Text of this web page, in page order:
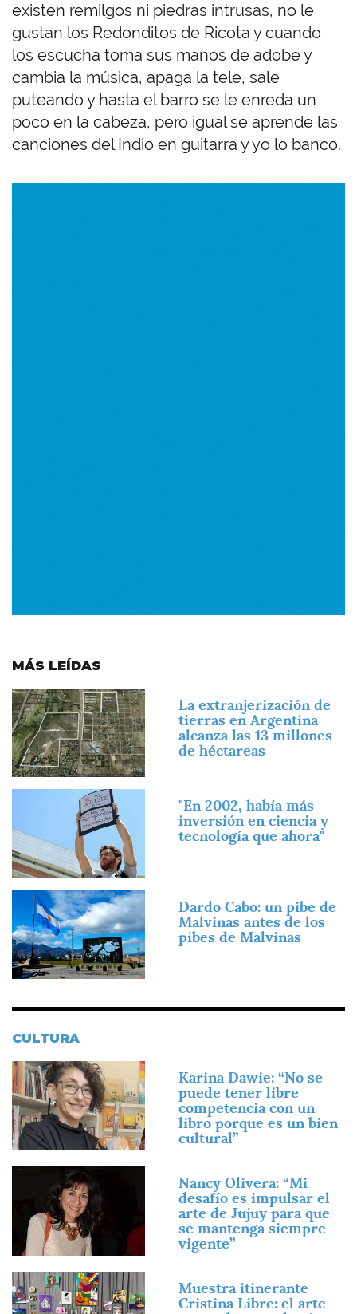
existen remilgos ni piedras intrusas, no le
gustan los Redonditos de Ricota y cuando
los escucha toma sus manos de adobe y
cambia la música, apaga la tele, sale
puteando y hasta el barro se le enreda un
poco en la cabeza, pero igual se aprende las
canciones del Indio en guitarra y yo lo banco.
MÁS LEÍDAS
Imagen
La extranjerización de
tierras en Argentina
alcanza las 13 millones
de héctareas
"En 2002, había más
inversión en ciencia y
tecnología que ahora"
Imagen
Dardo Cabo: un pibe de
Malvinas antes de los
pibes de Malvinas
CULTURA
Imagen
Karina Dawie: “No se
puede tener libre
competencia con un
libro porque es un bien
cultural”
Imagen
Nancy Olivera: “Mi
desafío es impulsar el
arte de Jujuy para que
se mantenga siempre
vigente”
Imagen
Muestra itinerante
Cristina Libre: el arte